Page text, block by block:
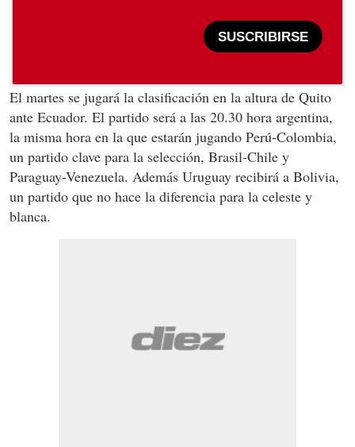
SUSCRIBIRSE
El martes se jugará la clasificación en la altura de Quito
ante Ecuador. El partido será a las 20.30 hora argentina,
la misma hora en la que estarán jugando Perú-Colombia,
un partido clave para la selección, Brasil-Chile y
Paraguay-Venezuela. Además Uruguay recibirá a Bolivia,
un partido que no hace la diferencia para la celeste y
blanca.